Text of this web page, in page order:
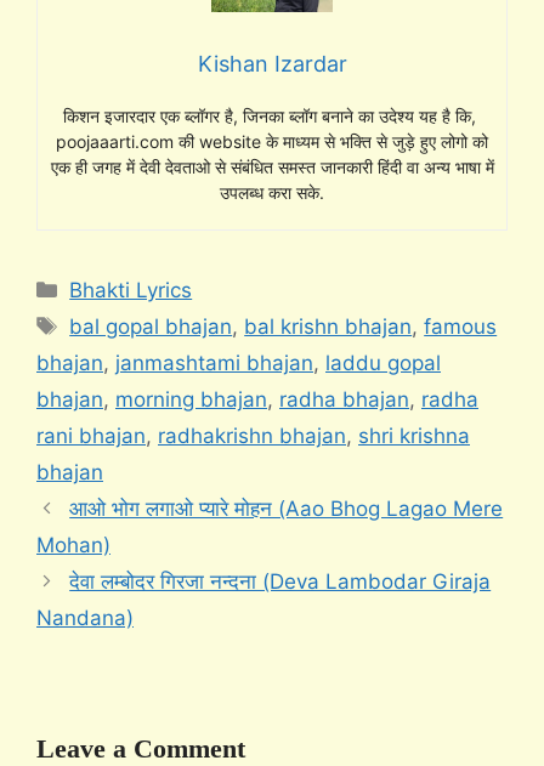
Kishan Izardar
किशन इजारदार एक ब्लॉगर है, जिनका ब्लॉग बनाने का उदेश्य यह है कि,
poojaaarti.com की website के माध्यम से भक्ति से जुड़े हुए लोगो को
एक ही जगह में देवी देवताओ से संबंधित समस्त जानकारी हिंदी वा अन्य भाषा में
उपलब्ध करा सके.
Categories
Bhakti Lyrics
Tags
bal gopal bhajan, bal krishn bhajan,famous
bhajan, janmashtami bhajan, laddu gopal
bhajan, morning bhajan, radha bhajan, radha
rani bhajan, radhakrishn bhajan, shri krishna
bhajan
आओ भोग लगाओ प्यारे मोहन (Aao Bhog Lagao Mere
Mohan)
देवा लम्बोदर गिरजा नन्दना (Deva Lambodar Giraja
Nandana)
Leave a Comment